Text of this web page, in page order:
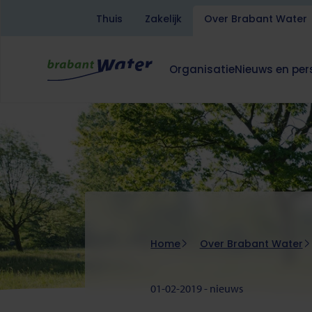
Hoofdnavigatie
Brabant
Water
Organisatie
Dit
deze
subnavigatie
open
of
dicht.
Nieuws en
Dit
deze
subnavigatie
open
of
dicht.
Thuis Zakelijk Over Brabant Water
Kruimelpad
Home Over Brabant Water
01-02-2019 - nieuws